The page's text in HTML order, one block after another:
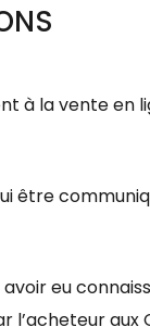
à la vente en
être
eu
aux